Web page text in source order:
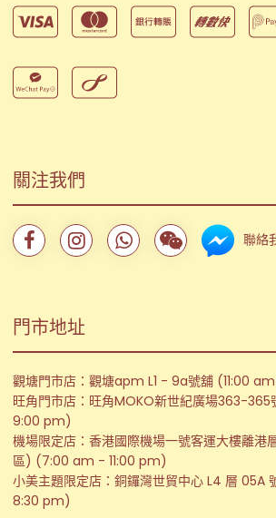
關注我們
聯絡
門市地址
觀塘門市店：觀塘apm L1 - 9a號舖 (11:00
旺角門市店：旺角MOKO新世紀廣場363-
9:00 pm)
機場限定店：香港國際機場一號客運大樓離港
區) (7:00 am - 11:00 pm)
小美主題限定店：銅鑼灣世貿中心 L4 層 05A
8:30 pm)